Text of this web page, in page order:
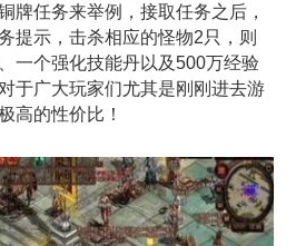
牌任务来举例，接取任务之后，
提示，击杀相应的怪物2只，则
一个强化技能丹以及500万经验
于广大玩家们尤其是刚刚进去游
高的性价比！